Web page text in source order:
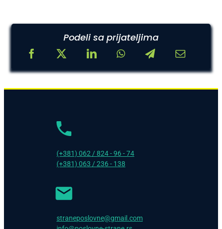
Podeli sa prijateljima
(+381) 062 / 824 - 96 - 74
(+381) 063 / 236 - 138
straneposlovne@gmail.com